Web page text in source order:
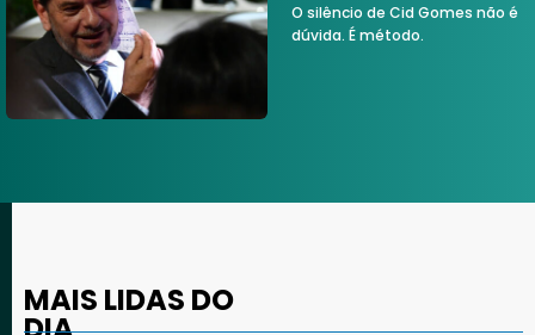
O silêncio de Cid Gomes não é
dúvida. É método.
MAIS LIDAS DO